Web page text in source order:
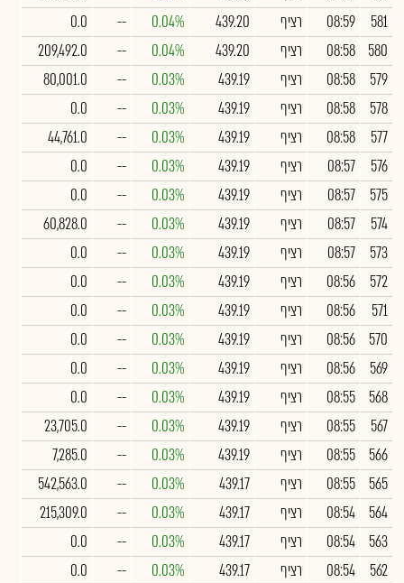
581
08:59 רציף 439.20
0.04%
--
0.0
580
08:58 רציף 439.20
0.04%
--
209,492.0
579
08:58 רציף 439.19
0.03%
--
80,001.0
578
08:58 רציף 439.19
0.03%
--
0.0
577
08:58 רציף 439.19
0.03%
--
44,761.0
576
08:57 רציף 439.19
0.03%
--
0.0
575
08:57 רציף 439.19
0.03%
--
0.0
574
08:57 רציף 439.19
0.03%
--
60,828.0
573
08:57 רציף 439.19
0.03%
--
0.0
572
08:56 רציף 439.19
0.03%
--
0.0
571
08:56 רציף 439.19
0.03%
--
0.0
570
08:56 רציף 439.19
0.03%
--
0.0
569
08:56 רציף 439.19
0.03%
--
0.0
568
08:55 רציף 439.19
0.03%
--
0.0
567
08:55 רציף 439.19
0.03%
--
23,705.0
566
08:55 רציף 439.19
0.03%
--
7,285.0
565
08:55 רציף 439.17
0.03%
--
542,563.0
564
08:54 רציף 439.17
0.03%
--
215,309.0
563
08:54 רציף 439.17
0.03%
--
0.0
562
08:54 רציף 439.17
0.03%
--
0.0